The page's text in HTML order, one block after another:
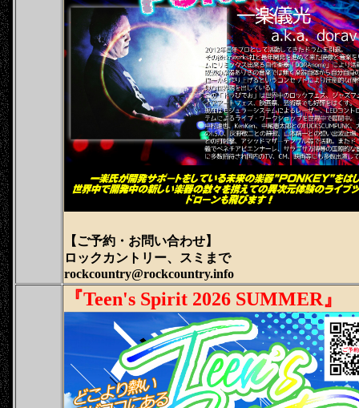
【ご予約・ お問い合わせ】
ロックカントリー、スミまで
rockcountry@rockcountry.info
『Teen's Spirit 2026 SUMMER』